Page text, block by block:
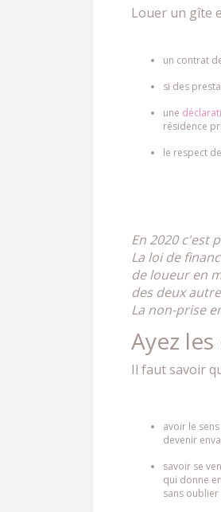
Louer un gîte
un contrat
si des
une
résidence
le respect
En 2020 c'est
La loi de
de loueur en
des deux
La non-prise
Ayez
Il faut savoir
avoir le
devenir
savoir se
qui donne
sans